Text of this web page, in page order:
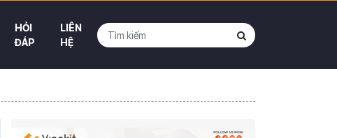
HỎI
ĐÁP
LIÊN
HỆ